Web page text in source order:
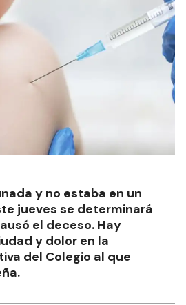
y no estaba en un
jueves se determinará
el deceso. Hay
y dolor en la
del Colegio al que